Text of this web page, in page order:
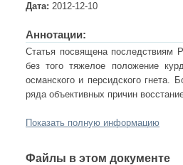
Дата: 2012-12-10
Аннотации:
Статья посвящена последствиям
без того тяжелое положение
османского и персидского гнета.
ряда объективных причин
Показать полную информацию
Файлы в этом документе